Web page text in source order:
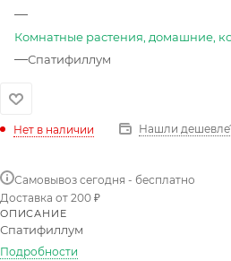
—
Комнатные растения, домашние,
—Спатифиллум
Нет в наличии Нашли
Самовывоз сегодня - бесплатно
Доставка от 200 ₽
ОПИСАНИЕ
Спатифиллум
Подробности